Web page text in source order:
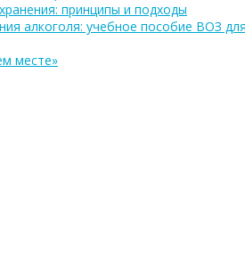
принципы и подходы
алкоголя: учебное пособие ВОЗ
месте»